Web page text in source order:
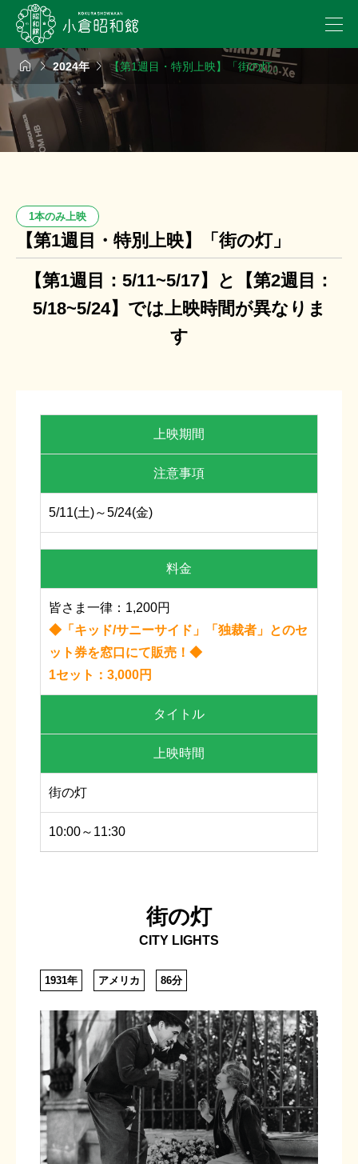
2024年【第1週目・特別上映】「街の灯」
1本のみ上映
【第1週目・特別上映】「街の灯」
【第1週目：5/11~5/17】と【第2週目：
5/18~5/24】では上映時間が異なりま
す
上映期間
注意事項
5/11(土)～5/24(金)
料金
皆さま一律：1,200円
◆「キッド/サニーサイド」「独裁者」とのセ
ット券を窓口にて販売！◆
1セット：3,000円
タイトル
上映時間
街の灯
10:00～11:30
街の灯
CITY LIGHTS
1931年 アメリカ 86分